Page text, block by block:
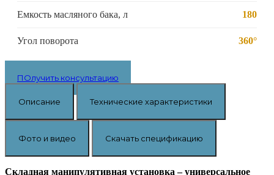
Емкость масляного бака, л 180
Угол поворота 360°
ПОлучить консультацию
Описание Технические характеристики
Фото и видео Скачать спецификацию
Складная манипулятивная установка – универсальное